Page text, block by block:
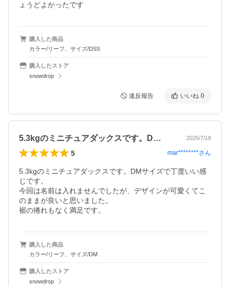
ょうどよかったです
購入した商品
カラー/リーフ、サイズ/DSS
購入したストア
snowdrop
違反報告 いいね 0
5.3kgのミニチュアダックスです。D… 2025/7/18
5 mar********さん
5.3kgのミニチュアダックスです。DMサイズで丁度いい感
じです。
今回は名前は入れませんでしたが、デザインが可愛くてこ
のままが良いと思いました。
裾の捲れもなく満足です。
購入した商品
カラー/リーフ、サイズ/DM
購入したストア
snowdrop